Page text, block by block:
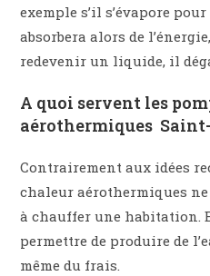
exemple s’il s’évapore
absorbera alors de
redevenir un liquide, il
A quoi servent les
aérothermiques
Contrairement aux idées
chaleur aérothermiques
à chauffer une habitation.
permettre de produire de
même du frais.